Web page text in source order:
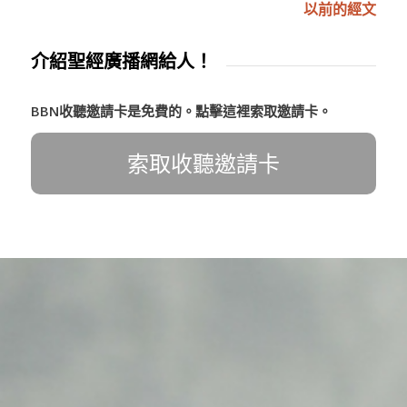
以前的經文
介紹聖經廣播網給人！
BBN收聽邀請卡是免費的。點擊這裡索取邀請卡。
索取收聽邀請卡